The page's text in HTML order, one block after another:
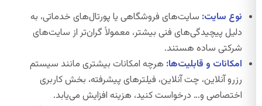
نوع سایت: سایت‌های فروشگاهی یا پورتال‌های خدماتی، به
دلیل پیچیدگی‌های فنی بیشتر، معمولاً گران‌تر از سایت‌های
شرکتی ساده هستند.
امکانات و قابلیت‌ها: هرچه امکانات بیشتری مانند سیستم
رزرو آنلاین، چت آنلاین، فیلترهای پیشرفته، بخش کاربری
اختصاصی و… درخواست کنید، هزینه افزایش می‌یابد.